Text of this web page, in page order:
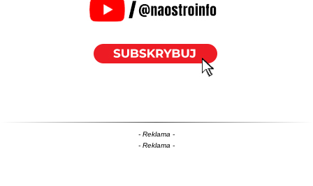
- Reklama -
- Reklama -